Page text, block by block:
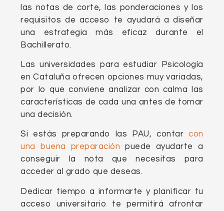
las notas de corte, las ponderaciones y los
requisitos de acceso te ayudará a diseñar
una estrategia más eficaz durante el
Bachillerato.
Las universidades para estudiar Psicología
en Cataluña ofrecen opciones muy variadas,
por lo que conviene analizar con calma las
características de cada una antes de tomar
una decisión.
Si estás preparando las PAU, contarcon
una buena preparación puede ayudarte a
conseguir la nota que necesitas para
acceder al grado que deseas.
Dedicar tiempo a informarte y planificar tu
acceso universitario te permitirá afrontar